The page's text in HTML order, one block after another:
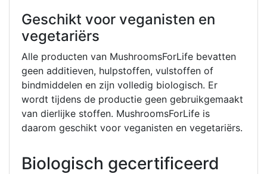
Geschikt voor veganisten en
vegetariërs
Alle producten van MushroomsForLife bevatten
geen additieven, hulpstoffen, vulstoffen of
bindmiddelen en zijn volledig biologisch. Er
wordt tijdens de productie geen gebruikgemaakt
van dierlijke stoffen. MushroomsForLife is
daarom geschikt voor veganisten en vegetariërs.
Biologisch gecertificeerd